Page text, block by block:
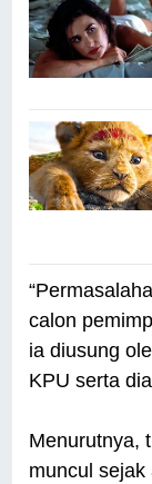
calon
ia diusung
KPU serta
Menurutnya,
muncul sejak